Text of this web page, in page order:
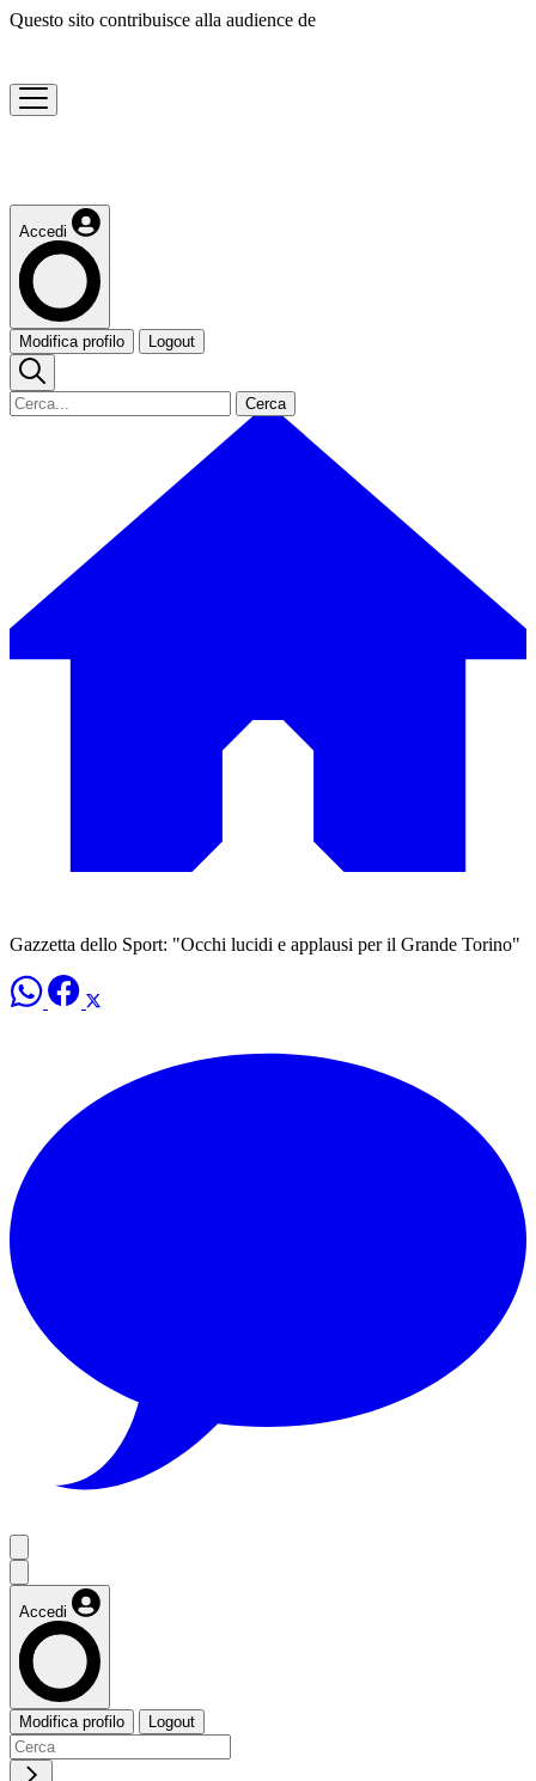
Questo sito contribuisce alla audience de
Accedi
Modifica profilo Logout
Cerca
Gazzetta dello Sport: "Occhi lucidi e applausi per il Grande Torino"
Accedi
Modifica profilo Logout